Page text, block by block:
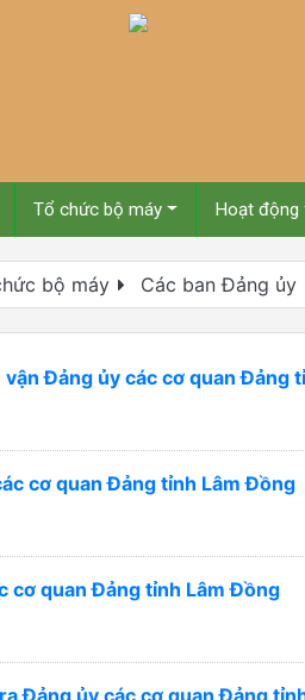
Tổ chức bộ máy Hoạt động
bộ máy Các ban Đảng ủy
vận Đảng ủy các cơ quan Đảng
cơ quan Đảng tỉnh Lâm Đồng
cơ quan Đảng tỉnh Lâm Đồng
Đảng ủy các cơ quan Đảng